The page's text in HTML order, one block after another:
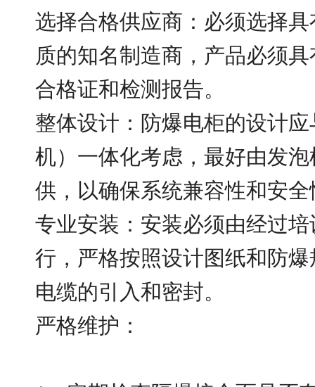
选择合格供应商：必须选择
质的知名制造商，产品必须
合格证和检测报告。
整体设计：防爆电柜的设计
机）一体化考虑，最好由发
供，以确保系统兼容性和安全
专业安装：安装必须由经过
行，严格按照设计图纸和防
电缆的引入和密封。
严格维护：